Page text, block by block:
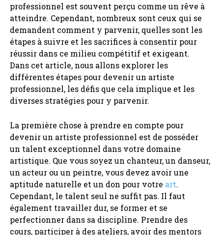
professionnel est souvent perçu comme un rêve à
atteindre. Cependant, nombreux sont ceux qui se
demandent comment y parvenir, quelles sont les
étapes à suivre et les sacrifices à consentir pour
réussir dans ce milieu compétitif et exigeant.
Dans cet article, nous allons explorer les
différentes étapes pour devenir un artiste
professionnel, les défis que cela implique et les
diverses stratégies pour y parvenir.
La première chose à prendre en compte pour
devenir un artiste professionnel est de posséder
un talent exceptionnel dans votre domaine
artistique. Que vous soyez un chanteur, un danseur,
un acteur ou un peintre, vous devez avoir une
aptitude naturelle et un don pour votre art.
Cependant, le talent seul ne suffit pas. Il faut
également travailler dur, se former et se
perfectionner dans sa discipline. Prendre des
cours, participer à des ateliers, avoir des mentors